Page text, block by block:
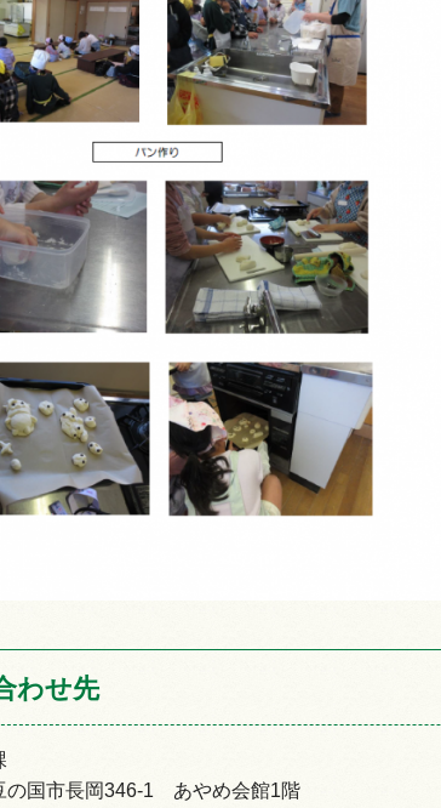
わせ先
の国市長岡346-1 あやめ会館1階